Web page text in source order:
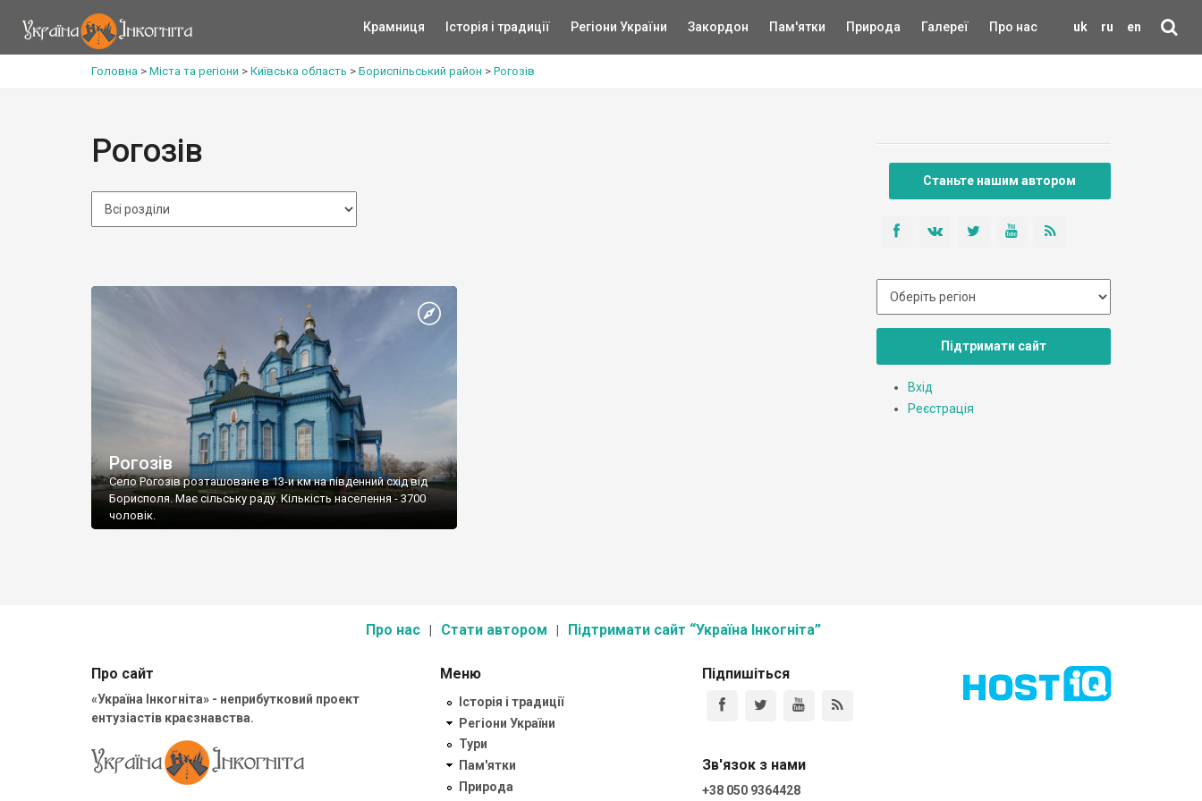
uk ru en
Крамниця Історія і традиції Регіони України Закордон Пам'ятки Природа Галереї Про нас
Головна > Міста та регіони > Київська область > Бориспільський район > Рогозів
Рогозів
Рогозів
Село Рогозів розташоване в 13-и км на південний схід від
Борисполя. Має сільську раду. Кількість населення - 3700
чоловік.
Станьте нашим автором
Підтримати сайт
Вхід
Реєстрація
Про нас Стати автором Підтримати сайт “Україна Інкогніта”
Про сайт
«Україна Інкогніта» - неприбутковий проект
ентузіастів краєзнавства.
Меню
Історія і традиції
Регіони України
Тури
Пам'ятки
Природа
Підпишіться
Зв'язок з нами
+38 050 9364428